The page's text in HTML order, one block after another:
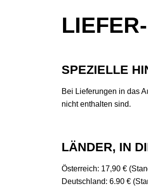
SPEZIELLE
Bei Lieferungen in das
nicht enthalten sind.
LÄNDER, IN
Österreich: 17,90 €
Deutschland: 6.90 €